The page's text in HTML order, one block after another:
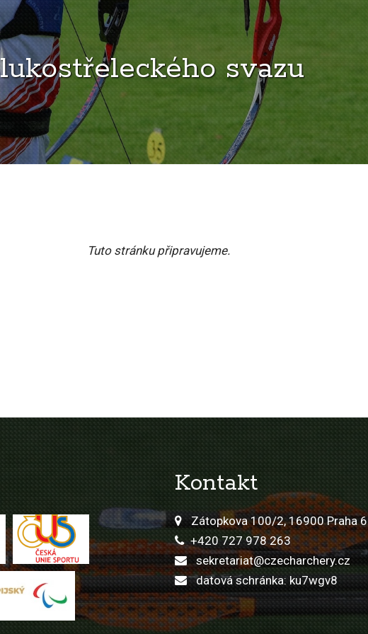
svazu
Tuto stránku připravujeme.
Kontakt
Zátopkova 100/2, 16900 Praha 6
+420 727 978 263
sekretariat@czecharchery.cz
datová schránka: ku7wgv8